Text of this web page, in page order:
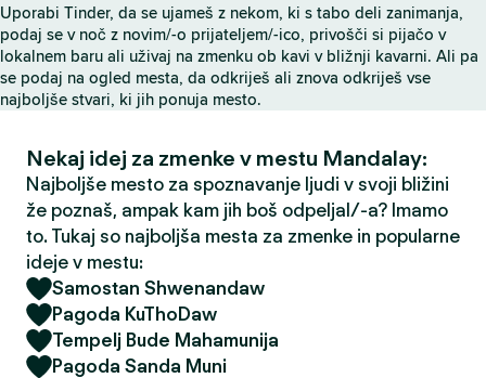
Uporabi Tinder, da se ujameš z nekom, ki s tabo deli zanimanja,
podaj se v noč z novim/-o prijateljem/-ico, privošči si pijačo v
lokalnem baru ali uživaj na zmenku ob kavi v bližnji kavarni. Ali pa
se podaj na ogled mesta, da odkriješ ali znova odkriješ vse
najboljše stvari, ki jih ponuja mesto.
Nekaj idej za zmenke v mestu Mandalay:
Najboljše mesto za spoznavanje ljudi v svoji bližini
že poznaš, ampak kam jih boš odpeljal/-a? Imamo
to. Tukaj so najboljša mesta za zmenke in popularne
ideje v mestu:
Samostan Shwenandaw
Pagoda KuThoDaw
Tempelj Bude Mahamunija
Pagoda Sanda Muni